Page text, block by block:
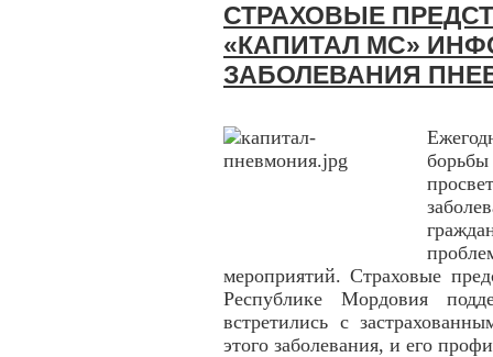
СТРАХОВЫЕ
«КАПИТАЛ МС»
ЗАБОЛЕВАНИЯ
мероприятий. Страховые
Республике Мордовия
встретились с
этого заболевания, и его